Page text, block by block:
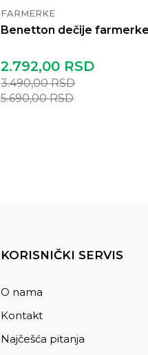
FARMERKE
Benetton dečije farmerke
2.792,00 RSD
3.490,00RSD
5.690,00RSD
KORISNIČKI SERVIS
O nama
Kontakt
Najčešća pitanja